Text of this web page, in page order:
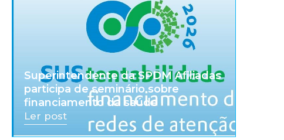
Superintendente da SPDM Afiliadas
participa de seminário sobre
financiamento da saúde
Ler post